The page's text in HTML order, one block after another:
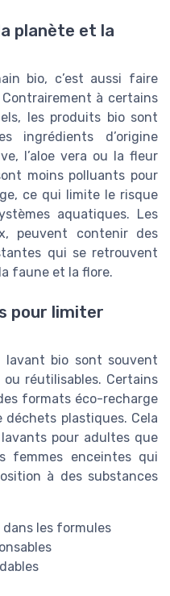
planète et la
bio, c’est aussi faire
à certains
les produits bio sont
ingrédients d’origine
l’aloe vera ou la fleur
moins polluants pour
ce qui limite le risque
aquatiques. Les
peuvent contenir des
qui se retrouvent
faune et la flore.
pour limiter
bio sont souvent
réutilisables. Certains
formats éco-recharge
plastiques. Cela
pour adultes que
femmes enceintes qui
à des substances
les formules